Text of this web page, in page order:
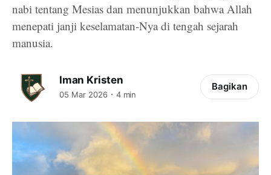
nabi tentang Mesias dan menunjukkan bahwa Allah
menepati janji keselamatan-Nya di tengah sejarah
manusia.
Iman Kristen
05 Mar 2026 4 min
Bagikan